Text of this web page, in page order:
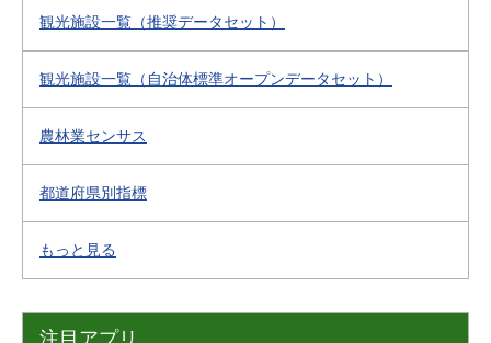
観光施設一覧（推奨データセット）
観光施設一覧（自治体標準オープンデータセット）
農林業センサス
都道府県別指標
もっと見る
注目アプリ